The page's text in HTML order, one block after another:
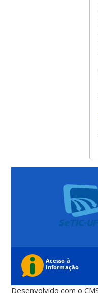
Desenvolvido com o